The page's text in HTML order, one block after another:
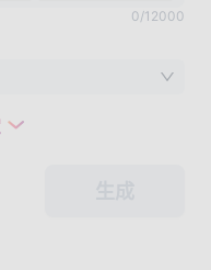
0/12000